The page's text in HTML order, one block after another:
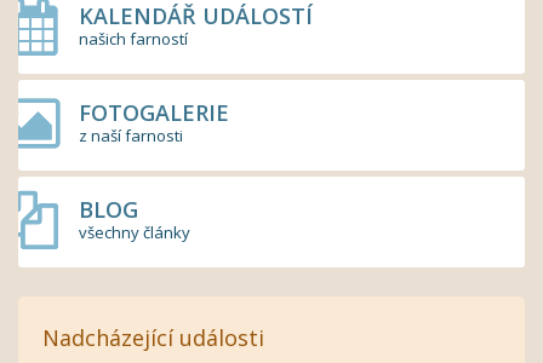
KALENDÁŘ UDÁLOSTÍ
našich farností
FOTOGALERIE
z naší farnosti
BLOG
všechny články
Nadcházející události